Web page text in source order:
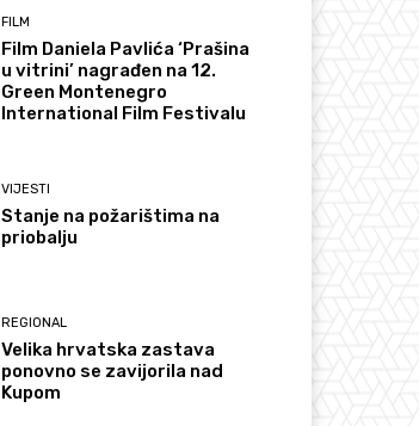
FILM
Film Daniela Pavlića ‘Prašina
u vitrini’ nagrađen na 12.
Green Montenegro
International Film Festivalu
VIJESTI
Stanje na požarištima na
priobalju
REGIONAL
Velika hrvatska zastava
ponovno se zavijorila nad
Kupom